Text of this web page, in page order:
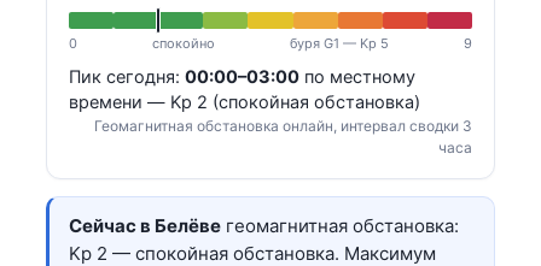
0 спокойно буря G1 — Kp 5 9
Пик сегодня: 00:00–03:00 по местному
времени — Kp 2 (спокойная обстановка)
Геомагнитная обстановка онлайн, интервал сводки 3
часа
Сейчас в Белёве геомагнитная обстановка:
Kp 2 — спокойная обстановка. Максимум